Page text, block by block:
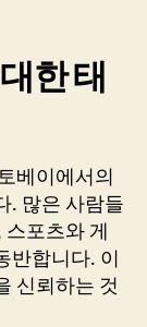
한 태
베이에서의
. 많은 사람들
포츠와 게
반합니다. 이
신뢰하는 것